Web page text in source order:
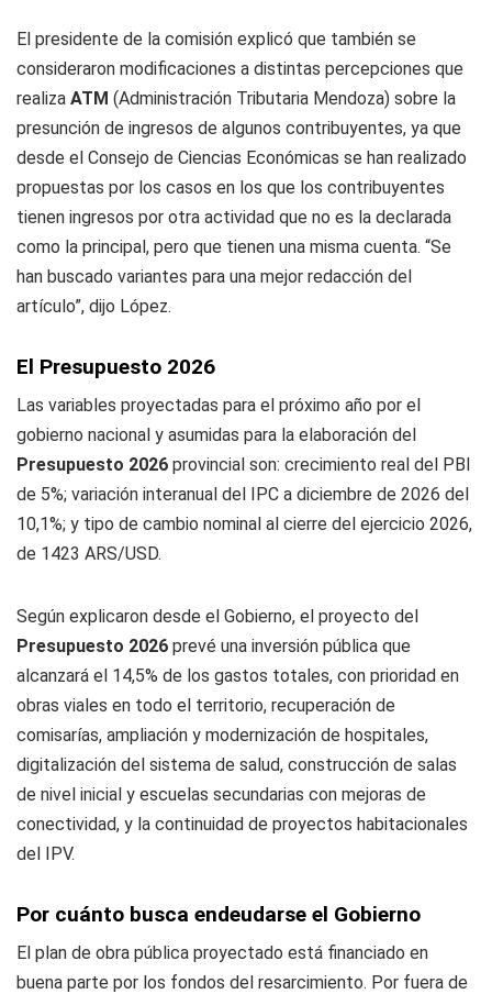
El presidente de la comisión explicó que también se
consideraron modificaciones a distintas percepciones que
realiza ATM (Administración Tributaria Mendoza) sobre la
presunción de ingresos de algunos contribuyentes, ya que
desde el Consejo de Ciencias Económicas se han realizado
propuestas por los casos en los que los contribuyentes
tienen ingresos por otra actividad que no es la declarada
como la principal, pero que tienen una misma cuenta. “Se
han buscado variantes para una mejor redacción del
artículo”, dijo López.
El Presupuesto 2026
Las variables proyectadas para el próximo año por el
gobierno nacional y asumidas para la elaboración del
Presupuesto 2026 provincial son: crecimiento real del PBI
de 5%; variación interanual del IPC a diciembre de 2026 del
10,1%; y tipo de cambio nominal al cierre del ejercicio 2026,
de 1423 ARS/USD.
Según explicaron desde el Gobierno, el proyecto del
Presupuesto 2026 prevé una inversión pública que
alcanzará el 14,5% de los gastos totales, con prioridad en
obras viales en todo el territorio, recuperación de
comisarías, ampliación y modernización de hospitales,
digitalización del sistema de salud, construcción de salas
de nivel inicial y escuelas secundarias con mejoras de
conectividad, y la continuidad de proyectos habitacionales
del IPV.
Por cuánto busca endeudarse el Gobierno
El plan de obra pública proyectado está financiado en
buena parte por los fondos del resarcimiento. Por fuera de